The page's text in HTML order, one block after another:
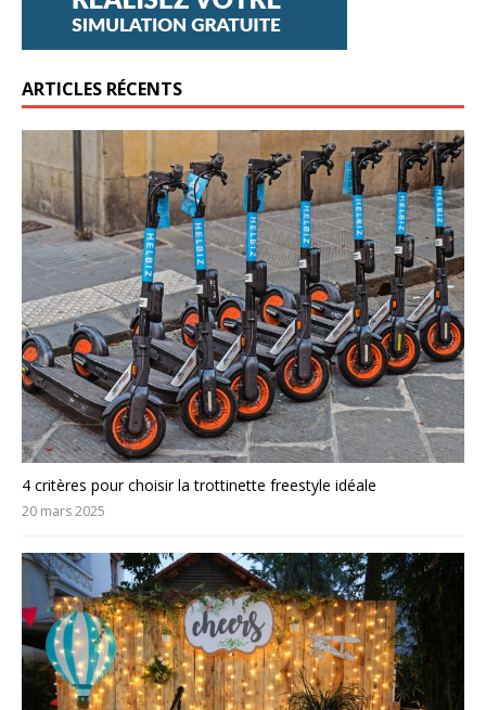
ARTICLES RÉCENTS
4 critères pour choisir la trottinette freestyle idéale
20 mars 2025